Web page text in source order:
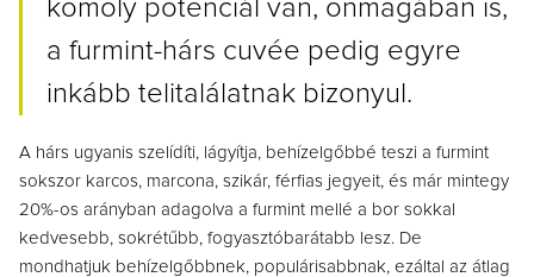
komoly potenciál van, önmagában is,
a furmint-hárs cuvée pedig egyre
inkább telitalálatnak bizonyul.
A hárs ugyanis szelídíti, lágyítja, behízelgőbbé teszi a furmint
sokszor karcos, marcona, szikár, férfias jegyeit, és már mintegy
20%-os arányban adagolva a furmint mellé a bor sokkal
kedvesebb, sokrétűbb, fogyasztóbarátabb lesz. De
mondhatjuk behízelgőbbnek, populárisabbnak, ezáltal az átlag